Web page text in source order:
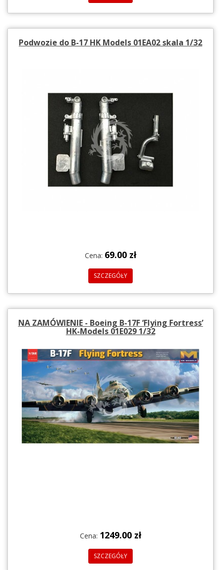
Podwozie do B-17 HK Models 01EA02 skala 1/32
Cena: 69.00 zł
SZCZEGÓŁY
NA ZAMÓWIENIE - Boeing B-17F ‘Flying Fortress’
HK-Models 01E029 1/32
Cena: 1249.00 zł
SZCZEGÓŁY